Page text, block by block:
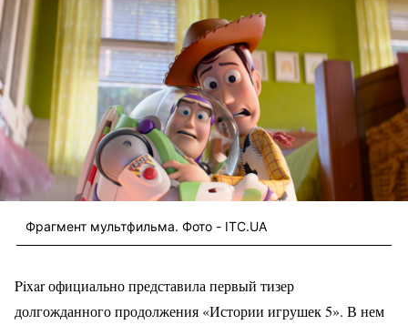
Фрагмент мультфильма. Фото - ITC.UA
Pixar официально представила первый тизер
долгожданного продолжения «Истории игрушек 5». В нем